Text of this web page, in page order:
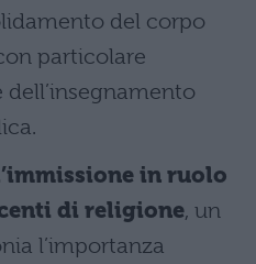
del corpo
particolare
in ruolo
di religione, un
l’importanza